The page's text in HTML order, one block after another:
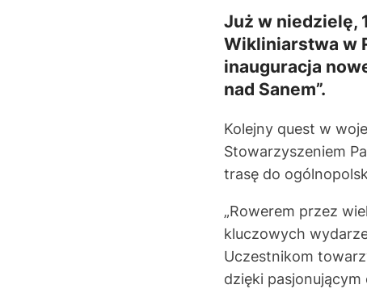
Już w niedzielę,
Wikliniarstwa w
inauguracja
nad Sanem”.
Kolejny quest w
Stowarzyszeniem
trasę do
„Rowerem przez
kluczowych
Uczestnikom
dzięki